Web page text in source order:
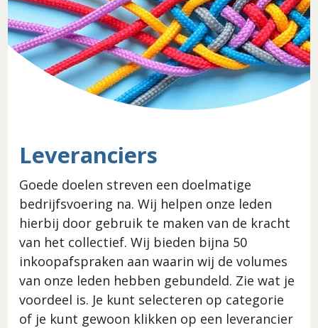
Leveranciers
Goede doelen streven een doelmatige
bedrijfsvoering na. Wij helpen onze leden
hierbij door gebruik te maken van de kracht
van het collectief. Wij bieden bijna 50
inkoopafspraken aan waarin wij de volumes
van onze leden hebben gebundeld. Zie wat je
voordeel is. Je kunt selecteren op categorie
of je kunt gewoon klikken op een leverancier